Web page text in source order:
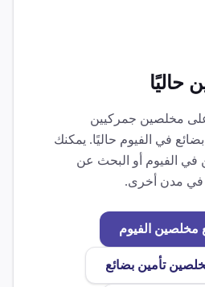
حاليًا
مخلصين جمركيين
في الفيوم حاليًا. يمكنك
في الفيوم أو البحث عن
في مدن أخرى.
مخلصين الفيوم
تأمين بضائع